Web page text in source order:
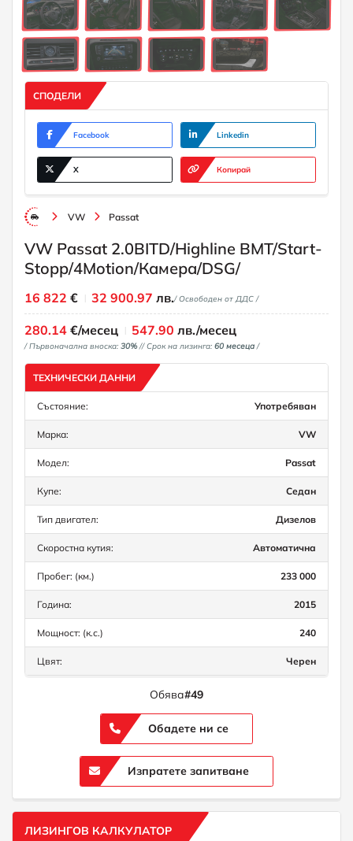
СПОДЕЛИ
Facebook Linkedin
X Копирай
VW Passat
VW Passat 2.0BITD/Highline BMT/Start-
Stopp/4Motion/Камера/DSG/
16 822 € 32 900.97 лв./ Освободен от ДДС /
280.14 €/месец 547.90 лв./месец
/ Първоначална вноска: 30%// Срок на лизинга: 60 месеца/
ТЕХНИЧЕСКИ ДАННИ
Състояние: Употребяван
Марка: VW
Модел: Passat
Купе: Седан
Тип двигател: Дизелов
Скоростна кутия: Автоматична
Пробег: (км.) 233 000
Година: 2015
Мощност: (к.с.) 240
Цвят: Черен
Обява#49
Обадете ни се
Изпратете запитване
ЛИЗИНГОВ КАЛКУЛАТОР